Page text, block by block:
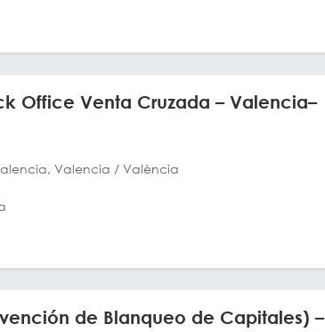
Office Venta Cruzada – Valencia–
Valencia / València
de Blanqueo de Capitales) –